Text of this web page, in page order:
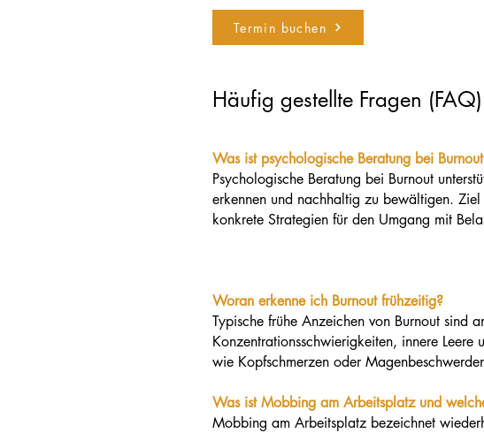
Termin buchen
Häufig gestellte Fragen (FAQ)
Was ist psychologische Beratung bei
Psychologische Beratung bei Burnout
erkennen und nachhaltig zu bewältigen.
konkrete Strategien für den Umgang mit
Woran erkenne ich Burnout frühzeitig?
Typische frühe Anzeichen von Burnout sind
Konzentrationsschwierigkeiten, innere
wie Kopfschmerzen oder
Was ist Mobbing am Arbeitsplatz und
Mobbing am Arbeitsplatz bezeichnet